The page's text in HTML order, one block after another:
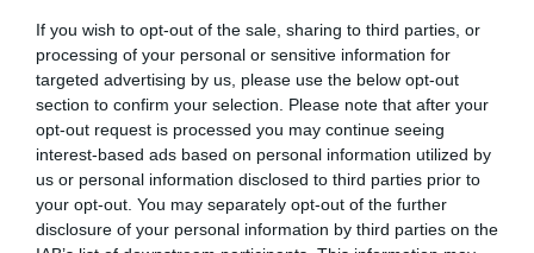
If you wish to opt-out of the sale, sharing to third parties, or
processing of your personal or sensitive information for
targeted advertising by us, please use the below opt-out
section to confirm your selection. Please note that after your
opt-out request is processed you may continue seeing
interest-based ads based on personal information utilized by
us or personal information disclosed to third parties prior to
your opt-out. You may separately opt-out of the further
disclosure of your personal information by third parties on the